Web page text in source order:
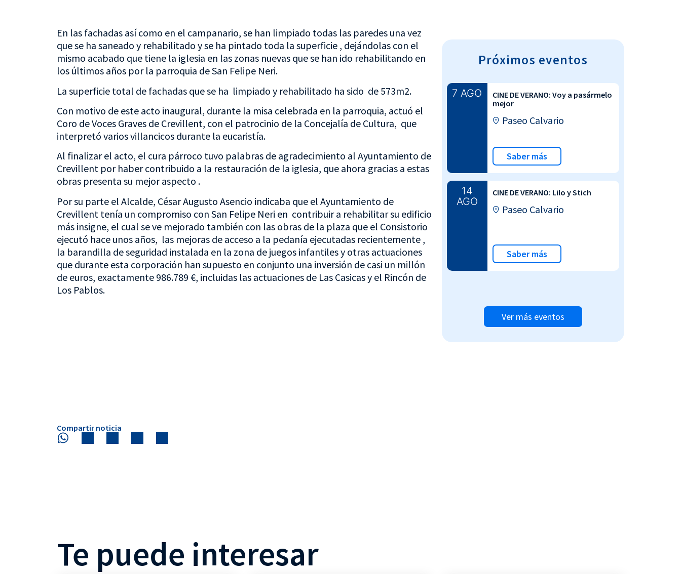
En las fachadas así como en el campanario, se han limpiado todas las paredes una vez
que se ha saneado y rehabilitado y se ha pintado toda la superficie , dejándolas con el
mismo acabado que tiene la iglesia en las zonas nuevas que se han ido rehabilitando en
los últimos años por la parroquia de San Felipe Neri.
La superficie total de fachadas que se ha limpiado y rehabilitado ha sido de 573m2.
Con motivo de este acto inaugural, durante la misa celebrada en la parroquia, actuó el
Coro de Voces Graves de Crevillent, con el patrocinio de la Concejalía de Cultura, que
interpretó varios villancicos durante la eucaristía.
Al finalizar el acto, el cura párroco tuvo palabras de agradecimiento al Ayuntamiento de
Crevillent por haber contribuido a la restauración de la iglesia, que ahora gracias a estas
obras presenta su mejor aspecto .
Por su parte el Alcalde, César Augusto Asencio indicaba que el Ayuntamiento de
Crevillent tenía un compromiso con San Felipe Neri en contribuir a rehabilitar su edificio
más insigne, el cual se ve mejorado también con las obras de la plaza que el Consistorio
ejecutó hace unos años, las mejoras de acceso a la pedanía ejecutadas recientemente ,
la barandilla de seguridad instalada en la zona de juegos infantiles y otras actuaciones
que durante esta corporación han supuesto en conjunto una inversión de casi un millón
de euros, exactamente 986.789 €, incluidas las actuaciones de Las Casicas y el Rincón de
Los Pablos.
Próximos eventos
7 AGO
CINE DE VERANO: Voy a pasármelo
mejor
Paseo Calvario
Saber más
14
AGO
CINE DE VERANO: Lilo y Stich
Paseo Calvario
Saber más
Ver más eventos
Compartir noticia
Te puede interesar